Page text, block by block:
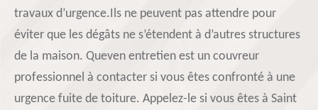
travaux d’urgence.Ils ne peuvent pas attendre pour
éviter que les dégâts ne s’étendent à d’autres structures
de la maison. Queven entretien est un couvreur
professionnel à contacter si vous êtes confronté à une
urgence fuite de toiture. Appelez-le si vous êtes à Saint